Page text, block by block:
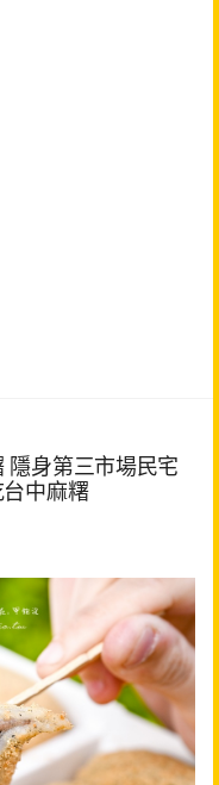
隱身第三市場民宅
中麻糬